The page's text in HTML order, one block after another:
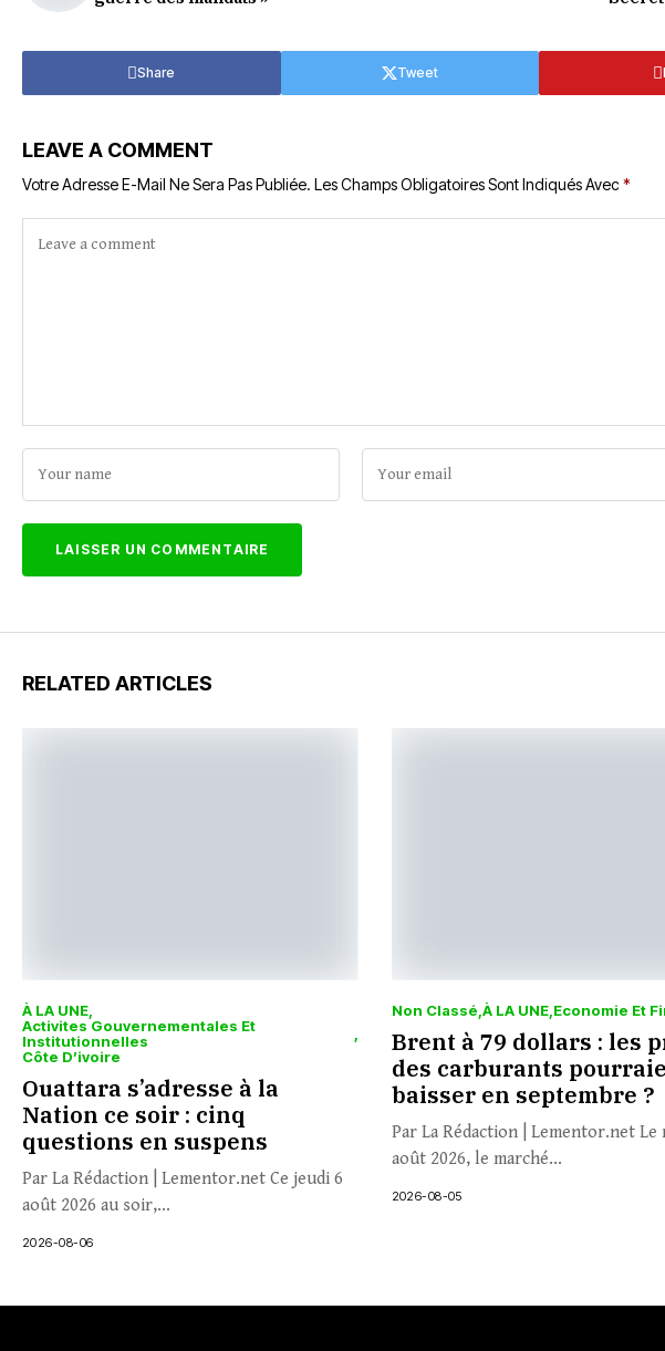
Share Tweet
LEAVE A COMMENT
Votre Adresse E-Mail Ne Sera Pas Publiée. Les Champs Obligatoires Sont Indiqués Avec*
RELATED ARTICLES
À LA UNE
Activites Gouvernementales Et
Institutionnelles
Côte D’ivoire
Ouattara s’adresse à la
Nation ce soir : cinq
questions en suspens
Par La Rédaction | Lementor.net Ce jeudi 6
août 2026 au soir,...
2026-08-06
Non Classé À LA UNE Economie Et
Brent à 79 dollars : les
des carburants
baisser en septembre ?
Par La Rédaction | Lementor.net Le
août 2026, le marché...
2026-08-05